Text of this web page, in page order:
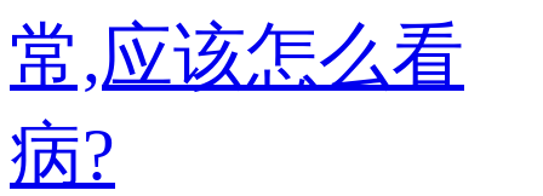
常,应该怎么看
病?